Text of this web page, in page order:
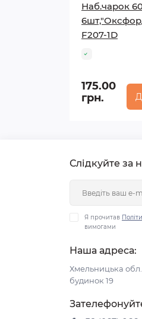
Наб.чарок
F207-1D
175.00
грн.
Слідкуйте за
Я прочитав
вимогами
Наша адреса:
Хмельницька обл.
будинок 19